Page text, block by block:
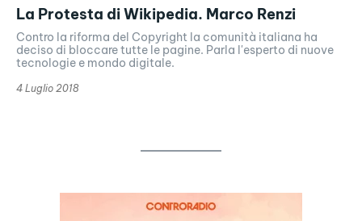
La Protesta di Wikipedia. Marco Renzi
Contro la riforma del Copyright la comunità italiana ha
deciso di bloccare tutte le pagine. Parla l'esperto di nuove
tecnologie e mondo digitale.
4 Luglio 2018